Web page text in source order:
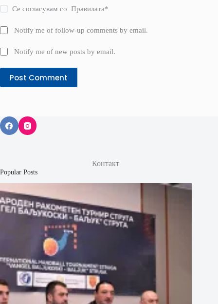
Се согласувам соПравилата*
Notify me of follow-up comments by email.
Notify me of new posts by email.
Post Comment
Контакт
Popular Posts